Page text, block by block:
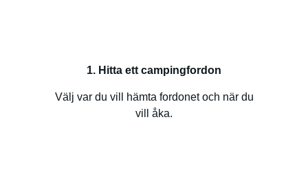
1. Hitta ett campingfordon
Välj var du vill hämta fordonet och när du
vill åka.